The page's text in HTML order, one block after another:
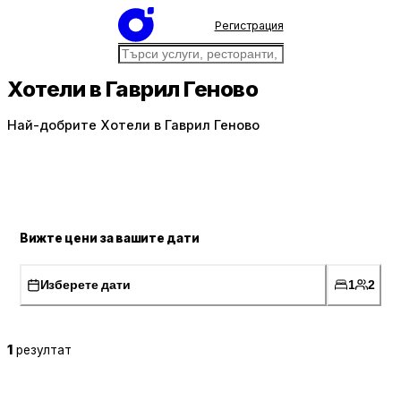
Регистрация
Хотели в Гаврил Геново
Най-добрите Хотели в Гаврил Геново
Вижте цени за вашите дати
Изберете дати 1 2
1 резултат